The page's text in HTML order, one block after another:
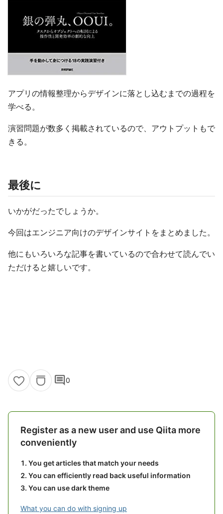
アプリの情報整理からデザインに落とし込むまでの過程を
学べる。
演習問題が数多く掲載されているので、アウトプットもで
きる。
最後に
いかがだったでしょうか。
今回はエンジニア向けのデザインサイトをまとめました。
他にもいろいろな記事を書いているので合わせて読んでい
ただけると嬉しいです。
comment0
Register as a new user and use Qiita more
conveniently
You get articles that match your needs
You can efficiently read back useful information
You can use dark theme
What you can do with signing up